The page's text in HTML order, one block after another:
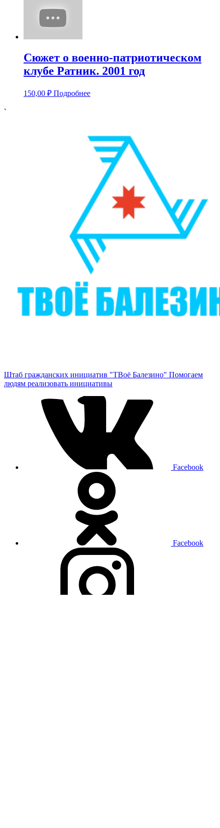
Сюжет о военно-патриотическом
клубе Ратник. 2001 год
150,00 ₽ Подробнее
`
Штаб гражданских инициатив "ТВоё Балезино" Помогаем
людям реализовать инициативы
Facebook
Facebook